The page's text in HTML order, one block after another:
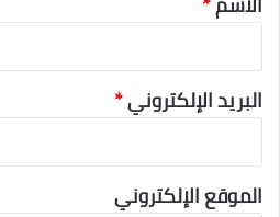
البريد الإلكتروني*
الموقع الإلكتروني